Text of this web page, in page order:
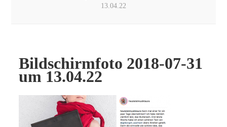
13.04.22
Bildschirmfoto 2018-07-31
um 13.04.22